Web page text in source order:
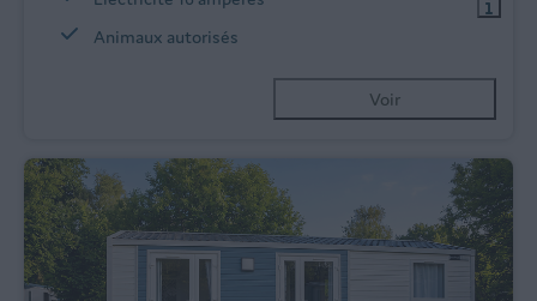
Animaux autorisés
Voir